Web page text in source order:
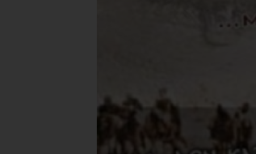
ΨΙΘΥΡΟΙ
ΑΠΟΣΤΟΛΗ